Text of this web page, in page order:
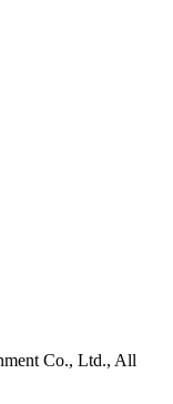
Co., Ltd., All